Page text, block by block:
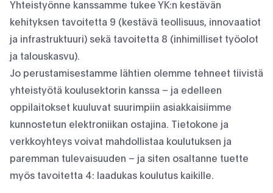
Yhteistyönne kanssamme tukee YK:n kestävän
kehityksen tavoitetta 9 (kestävä teollisuus, innovaatiot
ja infrastruktuuri) sekä tavoitetta 8 (inhimilliset työolot
ja talouskasvu).
Jo perustamisestamme lähtien olemme tehneet tiivistä
yhteistyötä koulusektorin kanssa – ja edelleen
oppilaitokset kuuluvat suurimpiin asiakkaisiimme
kunnostetun elektroniikan ostajina. Tietokone ja
verkkoyhteys voivat mahdollistaa koulutuksen ja
paremman tulevaisuuden – ja siten osaltanne tuette
myös tavoitetta 4: laadukas koulutus kaikille.